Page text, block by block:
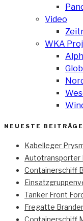
Video
WKA
NEUESTE BEITRÄGE
Kabelleger
Autotransporter
Containerschiff
Tanker Front
Fregatte
Containerschiff